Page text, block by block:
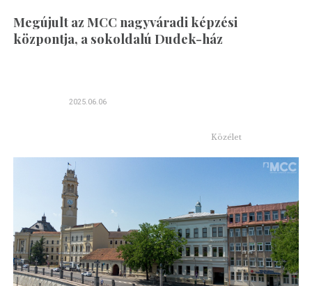
Megújult az MCC nagyváradi képzési
központja, a sokoldalú Dudek-ház
2025.06.06
Közélet